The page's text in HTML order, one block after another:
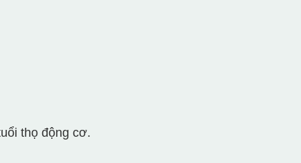
thọ động cơ.